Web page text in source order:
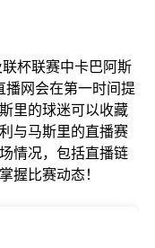
杯联赛中卡巴阿斯
播网会在第一时间提
里的球迷可以收藏
与马斯里的直播赛
情况，包括直播链
握比赛动态！